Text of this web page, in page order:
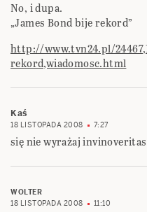
No, i dupa.
„James Bond bije rekord”
http://www.tvn24.pl/
rekord,wiadomosc.html
Kaś
18 LISTOPADA 2008 7:27
się nie wyrażaj invinoveritas
WOLTER
18 LISTOPADA 2008
11:10